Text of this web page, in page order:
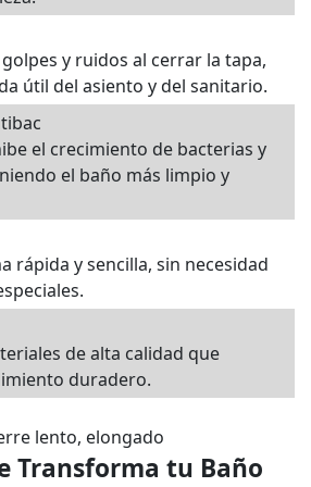
y ruidos al cerrar la tapa,
útil del asiento y del sanitario.
el crecimiento de bacterias y
el baño más limpio y
rápida y sencilla, sin necesidad
de alta calidad que
duradero.
lento, elongado
Transforma tu Baño